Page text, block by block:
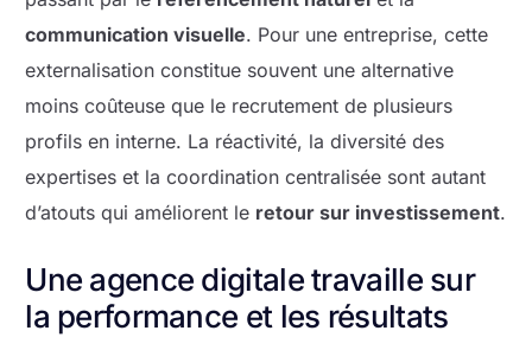
communication visuelle. Pour une entreprise, cette
externalisation constitue souvent une alternative
moins coûteuse que le recrutement de plusieurs
profils en interne. La réactivité, la diversité des
expertises et la coordination centralisée sont autant
d’atouts qui améliorent le retour sur investissement.
Une agence digitale travaille sur
la performance et les résultats